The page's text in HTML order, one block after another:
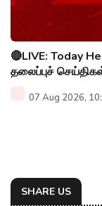
🔴LIVE: Today
தலைப்புச்
07 Aug 2026,
SHARE US